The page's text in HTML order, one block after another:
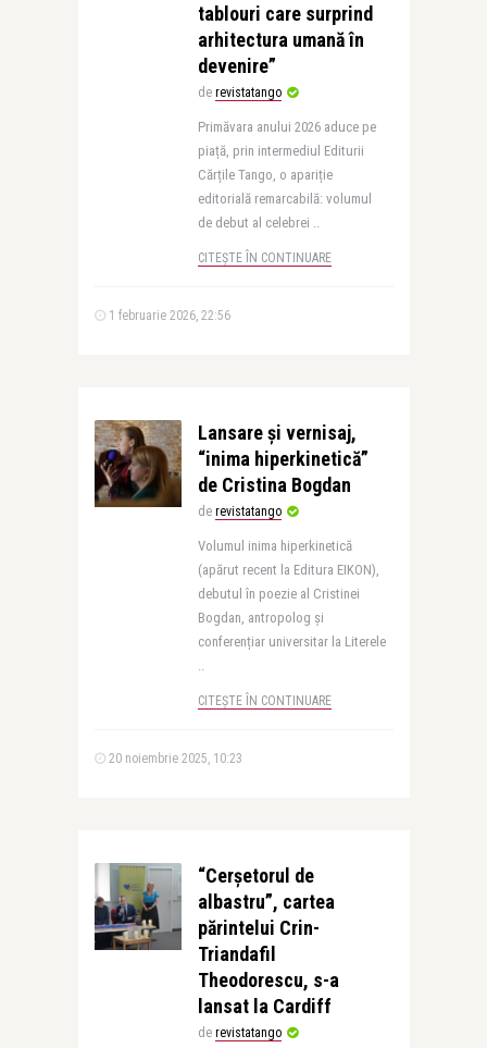
tablouri care surprind
arhitectura umană în
devenire”
de revistatango
Primăvara anului 2026 aduce pe
piață, prin intermediul Editurii
Cărțile Tango, o apariție
editorială remarcabilă: volumul
de debut al celebrei ..
CITEȘTE ÎN CONTINUARE
1 februarie 2026, 22:56
Lansare și vernisaj,
“inima hiperkinetică”
de Cristina Bogdan
de revistatango
Volumul inima hiperkinetică
(apărut recent la Editura EIKON),
debutul în poezie al Cristinei
Bogdan, antropolog și
conferențiar universitar la Literele
..
CITEȘTE ÎN CONTINUARE
20 noiembrie 2025, 10:23
“Cerșetorul de
albastru”, cartea
părintelui Crin-
Triandafil
Theodorescu, s-a
lansat la Cardiff
de revistatango